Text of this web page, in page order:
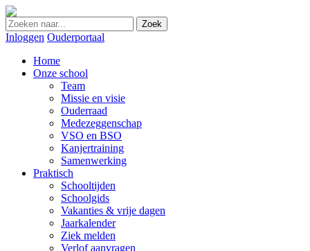
Zoek
Inloggen Ouderportaal
Home
Onze school
Team
Missie en visie
Ouderraad
Medezeggenschap
VSO en BSO
Kanjertraining
Samenwerking
Praktisch
Schooltijden
Schoolgids
Vakanties & vrije dagen
Jaarkalender
Ziek melden
Verlof aanvragen